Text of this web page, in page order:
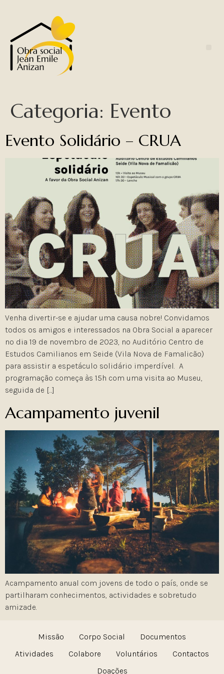
Categoria: Evento
Evento Solidário – CRUA
Venha divertir-se e ajudar uma causa nobre! Convidamos
todos os amigos e interessados na Obra Social a aparecer
no dia 19 de novembro de 2023, no Auditório Centro de
Estudos Camilianos em Seide (Vila Nova de Famalicão)
para assistir a espetáculo solidário imperdível. A
programação começa às 15h com uma visita ao Museu,
seguida de […]
Acampamento juvenil
Acampamento anual com jovens de todo o país, onde se
partilharam conhecimentos, actividades e sobretudo
amizade.
Missão Corpo Social
Documentos
Atividades
Colabore Voluntários
Contactos
Doações